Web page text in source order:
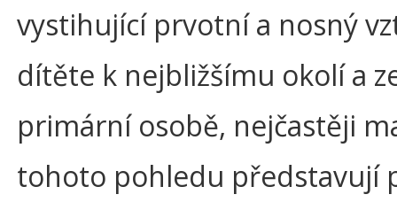
vystihující prvotní a nosný
dítěte k nejbližšímu okolí a
primární osobě, nejčastěji
tohoto pohledu představují